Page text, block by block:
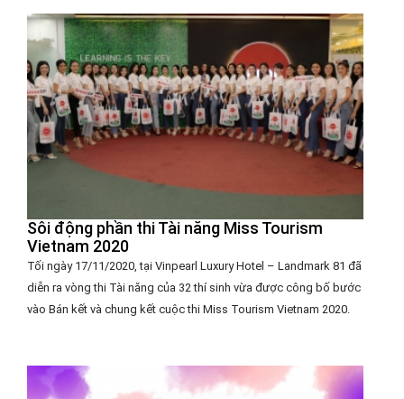
Sôi động phần thi Tài năng Miss Tourism
Vietnam 2020
Tối ngày 17/11/2020, tại Vinpearl Luxury Hotel – Landmark 81 đã
diễn ra vòng thi Tài năng của 32 thí sinh vừa được công bố bước
vào Bán kết và chung kết cuộc thi Miss Tourism Vietnam 2020.